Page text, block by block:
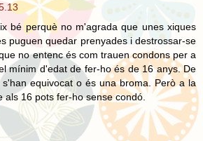
bé perquè no m'agrada que unes xiques
puguen quedar prenyades i destrossar-se
no entenc és com trauen condons per a
mínim d'edat de fer-ho és de 16 anys. De
equivocat o és una broma. Però a la
als 16 pots fer-ho sense condó.